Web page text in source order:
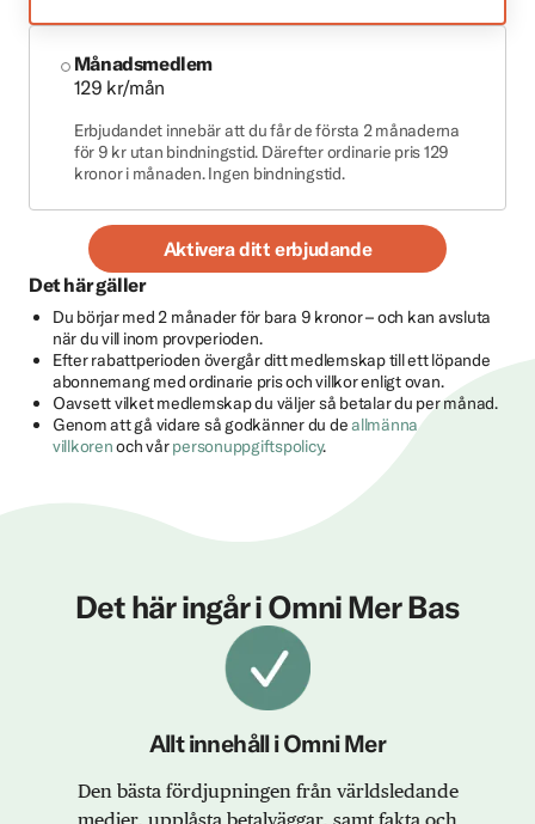
Månadsmedlem
129 kr/mån
Erbjudandet innebär att du får de första 2 månaderna
för 9 kr utan bindningstid. Därefter ordinarie pris 129
kronor i månaden. Ingen bindningstid.
Aktivera ditt erbjudande
Det här gäller
Du börjar med 2 månader för bara 9 kronor – och kan avsluta
när du vill inom provperioden.
Efter rabattperioden övergår ditt medlemskap till ett löpande
abonnemang med ordinarie pris och villkor enligt ovan.
Oavsett vilket medlemskap du väljer så betalar du per månad.
Genom att gå vidare så godkänner du deallmänna
villkorenoch vårpersonuppgiftspolicy.
Det här ingår i Omni Mer Bas
Allt innehåll i Omni Mer
Den bästa fördjupningen från världsledande